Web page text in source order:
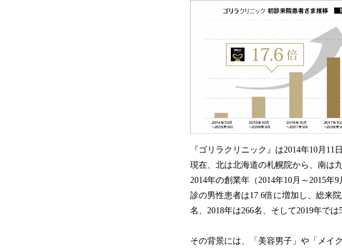
『ゴリラクリニック』は2014年10月
現在、北は北海道の札幌院から、南は
2014年の創業年（2014年10月～2015年
診の男性患者は17.6倍に増加し、総来
名、2018年は266名、そして2019年で
その背景には、「美容男子」や「メイ